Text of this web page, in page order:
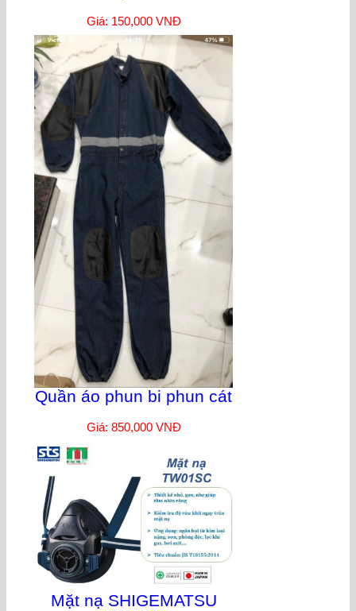
Giá: 150,000 VNĐ
Quần áo phun bi phun cát
Giá: 850,000 VNĐ
Mặt nạ SHIGEMATSU